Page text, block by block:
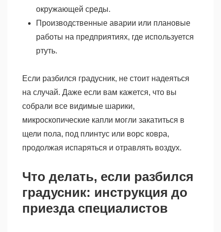
окружающей среды.
Производственные аварии или плановые
работы на предприятиях, где используется
ртуть.
Если разбился градусник, не стоит надеяться
на случай. Даже если вам кажется, что вы
собрали все видимые шарики,
микроскопические капли могли закатиться в
щели пола, под плинтус или ворс ковра,
продолжая испаряться и отравлять воздух.
Что делать, если разбился
градусник: инструкция до
приезда специалистов